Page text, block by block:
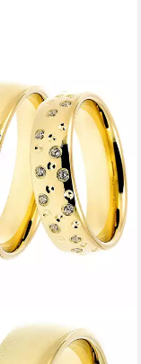
Schmuck Geschenk